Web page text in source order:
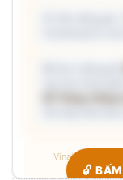
🔓
Vinaly · Công